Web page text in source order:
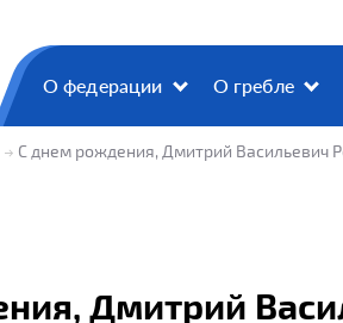
О федерации О гребле
С днем рождения, Дмитрий Васильевич
Дмитрий